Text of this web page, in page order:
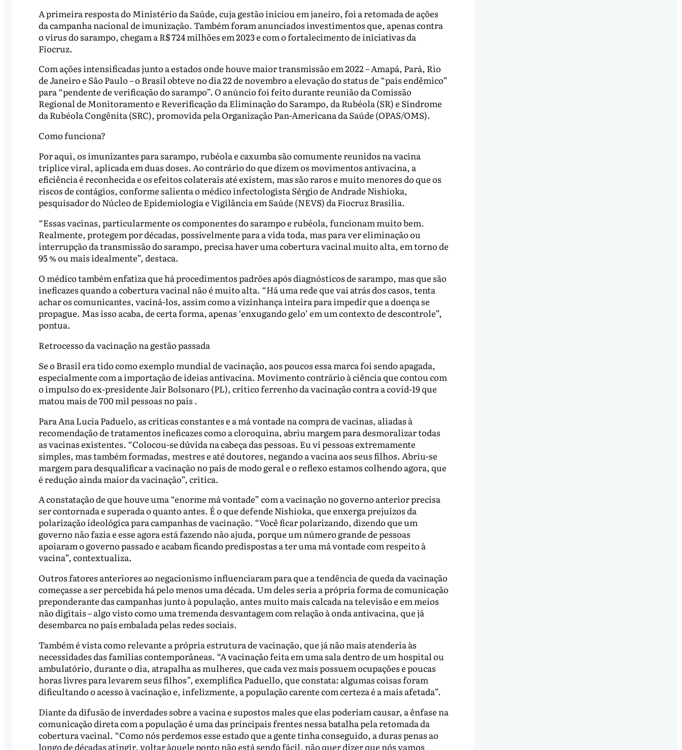
A primeira resposta do Ministério da Saúde, cuja gestão iniciou em janeiro, foi a retomada de ações
da campanha nacional de imunização. Também foram anunciados investimentos que, apenas contra
o vírus do sarampo, chegam a R$ 724 milhões em 2023 e com o fortalecimento de iniciativas da
Fiocruz.
Com ações intensificadas junto a estados onde houve maior transmissão em 2022 – Amapá, Pará, Rio
de Janeiro e São Paulo – o Brasil obteve no dia 22 de novembro a elevação do status de “país endêmico”
para “pendente de verificação do sarampo”. O anúncio foi feito durante reunião da Comissão
Regional de Monitoramento e Reverificação da Eliminação do Sarampo, da Rubéola (SR) e Síndrome
da Rubéola Congênita (SRC), promovida pela Organização Pan-Americana da Saúde (OPAS/OMS).
Como funciona?
Por aqui, os imunizantes para sarampo, rubéola e caxumba são comumente reunidos na vacina
tríplice viral, aplicada em duas doses. Ao contrário do que dizem os movimentos antivacina, a
eficiência é reconhecida e os efeitos colaterais até existem, mas são raros e muito menores do que os
riscos de contágios, conforme salienta o médico infectologista Sérgio de Andrade Nishioka,
pesquisador do Núcleo de Epidemiologia e Vigilância em Saúde (NEVS) da Fiocruz Brasília.
“Essas vacinas, particularmente os componentes do sarampo e rubéola, funcionam muito bem.
Realmente, protegem por décadas, possivelmente para a vida toda, mas para ver eliminação ou
interrupção da transmissão do sarampo, precisa haver uma cobertura vacinal muito alta, em torno de
95 % ou mais idealmente”, destaca.
O médico também enfatiza que há procedimentos padrões após diagnósticos de sarampo, mas que são
ineficazes quando a cobertura vacinal não é muito alta. “Há uma rede que vai atrás dos casos, tenta
achar os comunicantes, vaciná-los, assim como a vizinhança inteira para impedir que a doença se
propague. Mas isso acaba, de certa forma, apenas ‘enxugando gelo’ em um contexto de descontrole”,
pontua.
Retrocesso da vacinação na gestão passada
Se o Brasil era tido como exemplo mundial de vacinação, aos poucos essa marca foi sendo apagada,
especialmente com a importação de ideias antivacina. Movimento contrário à ciência que contou com
o impulso do ex-presidente Jair Bolsonaro (PL), crítico ferrenho da vacinação contra a covid-19 que
matou mais de 700 mil pessoas no país .
Para Ana Lucia Paduelo, as críticas constantes e a má vontade na compra de vacinas, aliadas à
recomendação de tratamentos ineficazes como a cloroquina, abriu margem para desmoralizar todas
as vacinas existentes. “Colocou-se dúvida na cabeça das pessoas. Eu vi pessoas extremamente
simples, mas também formadas, mestres e até doutores, negando a vacina aos seus filhos. Abriu-se
margem para desqualificar a vacinação no país de modo geral e o reflexo estamos colhendo agora, que
é redução ainda maior da vacinação”, critica.
A constatação de que houve uma “enorme má vontade” com a vacinação no governo anterior precisa
ser contornada e superada o quanto antes. É o que defende Nishioka, que enxerga prejuízos da
polarização ideológica para campanhas de vacinação. “Você ficar polarizando, dizendo que um
governo não fazia e esse agora está fazendo não ajuda, porque um número grande de pessoas
apoiaram o governo passado e acabam ficando predispostas a ter uma má vontade com respeito à
vacina”, contextualiza.
Outros fatores anteriores ao negacionismo influenciaram para que a tendência de queda da vacinação
começasse a ser percebida há pelo menos uma década. Um deles seria a própria forma de comunicação
preponderante das campanhas junto à população, antes muito mais calcada na televisão e em meios
não digitais – algo visto como uma tremenda desvantagem com relação à onda antivacina, que já
desembarca no país embalada pelas redes sociais.
Também é vista como relevante a própria estrutura de vacinação, que já não mais atenderia às
necessidades das famílias contemporâneas. “A vacinação feita em uma sala dentro de um hospital ou
ambulatório, durante o dia, atrapalha as mulheres, que cada vez mais possuem ocupações e poucas
horas livres para levarem seus filhos”, exemplifica Paduello, que constata: algumas coisas foram
dificultando o acesso à vacinação e, infelizmente, a população carente com certeza é a mais afetada”.
Diante da difusão de inverdades sobre a vacina e supostos males que elas poderiam causar, a ênfase na
comunicação direta com a população é uma das principais frentes nessa batalha pela retomada da
cobertura vacinal. “Como nós perdemos esse estado que a gente tinha conseguido, a duras penas ao
longo de décadas atingir, voltar àquele ponto não está sendo fácil, não quer dizer que nós vamos